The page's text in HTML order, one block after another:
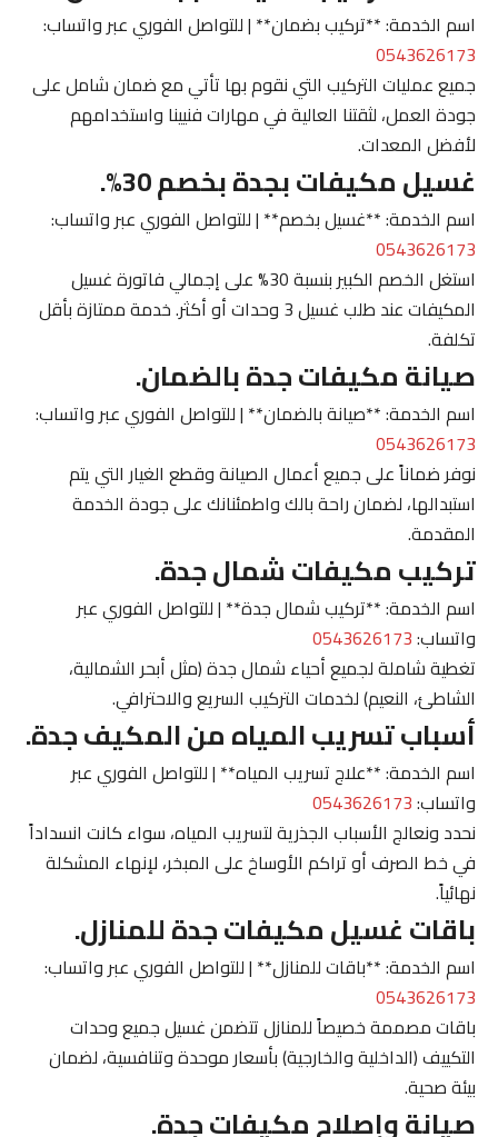
اسم الخدمة: **تركيب بضمان** | للتواصل الفوري عبر واتساب:
0543626173
جميع عمليات التركيب التي نقوم بها تأتي مع ضمان شامل على
جودة العمل، لثقتنا العالية في مهارات فنيينا واستخدامهم
لأفضل المعدات.
غسيل مكيفات بجدة بخصم 30%.
اسم الخدمة: **غسيل بخصم** | للتواصل الفوري عبر واتساب:
0543626173
استغل الخصم الكبير بنسبة 30% على إجمالي فاتورة غسيل
المكيفات عند طلب غسيل 3 وحدات أو أكثر. خدمة ممتازة بأقل
تكلفة.
صيانة مكيفات جدة بالضمان.
اسم الخدمة: **صيانة بالضمان** | للتواصل الفوري عبر واتساب:
0543626173
نوفر ضماناً على جميع أعمال الصيانة وقطع الغيار التي يتم
استبدالها، لضمان راحة بالك واطمئنانك على جودة الخدمة
المقدمة.
تركيب مكيفات شمال جدة.
اسم الخدمة: **تركيب شمال جدة** | للتواصل الفوري عبر
واتساب:0543626173
تغطية شاملة لجميع أحياء شمال جدة (مثل أبحر الشمالية،
الشاطئ، النعيم) لخدمات التركيب السريع والاحترافي.
أسباب تسريب المياه من المكيف جدة.
اسم الخدمة: **علاج تسريب المياه** | للتواصل الفوري عبر
واتساب:0543626173
نحدد ونعالج الأسباب الجذرية لتسريب المياه، سواء كانت انسداداً
في خط الصرف أو تراكم الأوساخ على المبخر، لإنهاء المشكلة
نهائياً.
باقات غسيل مكيفات جدة للمنازل.
اسم الخدمة: **باقات للمنازل** | للتواصل الفوري عبر واتساب:
0543626173
باقات مصممة خصيصاً للمنازل تتضمن غسيل جميع وحدات
التكييف (الداخلية والخارجية) بأسعار موحدة وتنافسية، لضمان
بيئة صحية.
صيانة وإصلاح مكيفات جدة.